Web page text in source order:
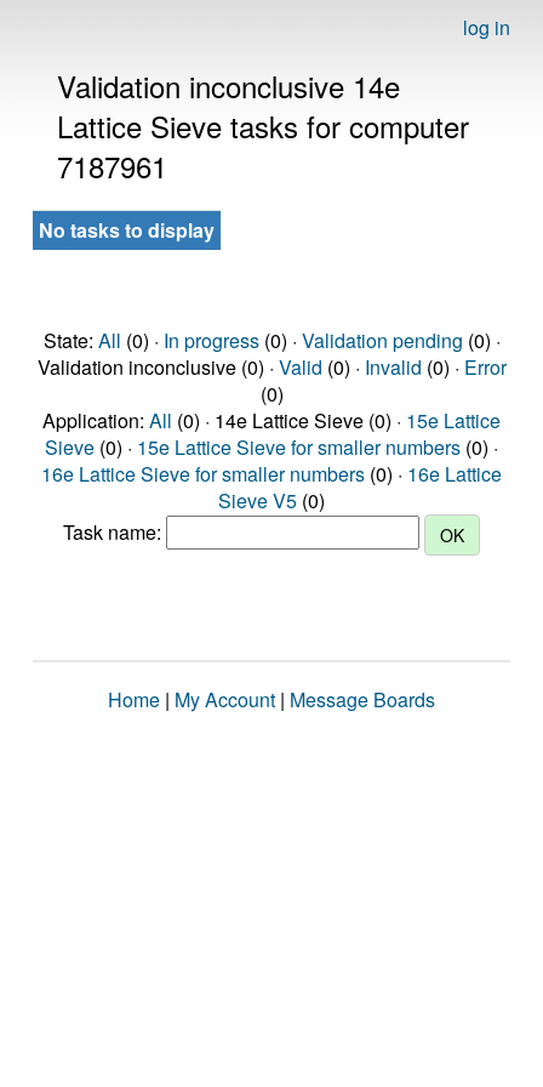
log in
Validation inconclusive 14e
Lattice Sieve tasks for computer
7187961
No tasks to display
State: All (0) · In progress(0) · Validation pending (0) ·
Validation inconclusive (0) · Valid (0) · Invalid (0) · Error
(0)
Application: All (0) · 14e Lattice Sieve (0) · 15e Lattice
Sieve (0) · 15e Lattice Sieve for smaller numbers (0) ·
16e Lattice Sieve for smaller numbers (0) · 16e Lattice
Sieve V5 (0)
Task name:
Home | My Account | Message Boards